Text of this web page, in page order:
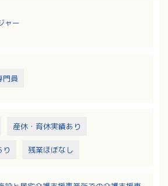
添い等
ャー
門員
産休・育休実績あり
り 残業ほぼなし